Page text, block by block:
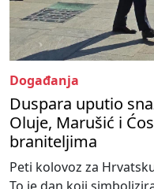
Događanja
Duspara uputio
Oluje, Marušić i
braniteljima
Peti kolovoz za
To je dan koji